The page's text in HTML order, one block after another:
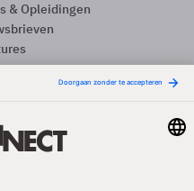
& Opleidingen